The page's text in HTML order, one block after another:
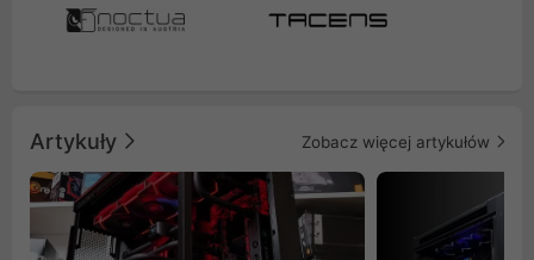
Artykuły Zobacz więcej artykułów